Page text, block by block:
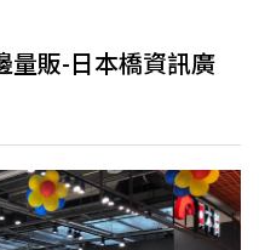
量販-日本橋資訊廣